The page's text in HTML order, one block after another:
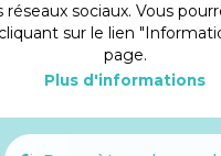
sociaux. Vous
sur le lien
page.
Plus d'informations